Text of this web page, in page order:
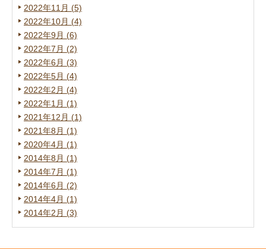
2022年11月 (5)
2022年10月 (4)
2022年9月 (6)
2022年7月 (2)
2022年6月 (3)
2022年5月 (4)
2022年2月 (4)
2022年1月 (1)
2021年12月 (1)
2021年8月 (1)
2020年4月 (1)
2014年8月 (1)
2014年7月 (1)
2014年6月 (2)
2014年4月 (1)
2014年2月 (3)